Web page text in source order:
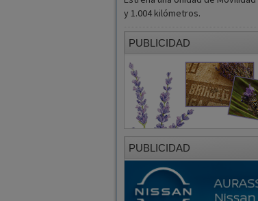
PUBLICIDAD
Provincia